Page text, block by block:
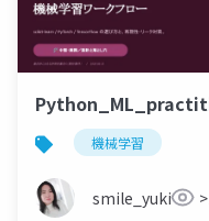
機械学習
smile_yukiko_it